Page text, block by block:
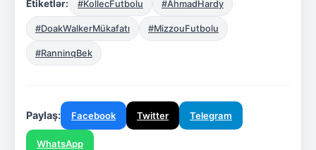
Etiketlər: #KollecFutbolu #AhmadHardy
#DoakWalkerMükafatı #MizzouFutbolu
#RanninqBek
Paylaş: Facebook Twitter Telegram
WhatsApp